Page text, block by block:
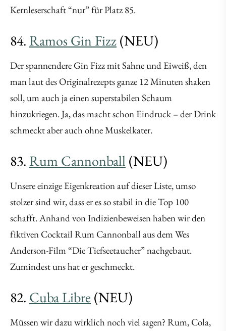
Kernleserschaft “nur” für Platz 85.
84. Ramos Gin Fizz(NEU)
Der spannendere Gin Fizz mit Sahne und Eiweiß, den
man laut des Originalrezepts ganze 12 Minuten shaken
soll, um auch ja einen superstabilen Schaum
hinzukriegen. Ja, das macht schon Eindruck – der Drink
schmeckt aber auch ohne Muskelkater.
83. Rum Cannonball (NEU)
Unsere einzige Eigenkreation auf dieser Liste, umso
stolzer sind wir, dass er es so stabil in die Top 100
schafft. Anhand von Indizienbeweisen haben wir den
fiktiven Cocktail Rum Cannonball aus dem Wes
Anderson-Film “Die Tiefseetaucher” nachgebaut.
Zumindest uns hat er geschmeckt.
82. Cuba Libre(NEU)
Müssen wir dazu wirklich noch viel sagen? Rum, Cola,